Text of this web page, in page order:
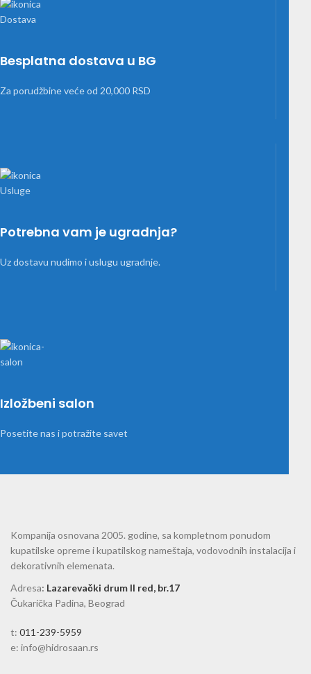
Besplatna dostava u BG
Za porudžbine veće od 20,000 RSD
Potrebna vam je ugradnja?
Uz dostavu nudimo i uslugu ugradnje.
Izložbeni salon
Posetite nas i potražite savet
Kompanija osnovana 2005. godine, sa kompletnom ponudom
kupatilske opreme i kupatilskog nameštaja, vodovodnih instalacija i
dekorativnih elemenata.
Adresa: Lazarevački drum II red, br.17
Čukarička Padina, Beograd
t: 011-239-5959
e: info@hidrosaan.rs